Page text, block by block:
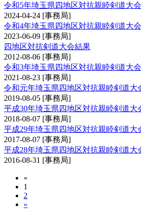
令和5年埼玉県四地区対抗親睦剣道大
2024-04-24 [事務局]
令和4年埼玉県四地区対抗親睦剣道大
2023-06-09 [事務局]
四地区対抗剣道大会結果
2012-08-06 [事務局]
令和3年埼玉県四地区対抗親睦剣道大
2021-08-23 [事務局]
令和元年埼玉県四地区対抗親睦剣道大
2019-08-05 [事務局]
平成30年埼玉県四地区対抗親睦剣道大
2018-08-07 [事務局]
平成29年埼玉県四地区対抗親睦剣道大
2017-08-07 [事務局]
平成28年埼玉県四地区対抗親睦剣道大
2016-08-31 [事務局]
«
1
2
»